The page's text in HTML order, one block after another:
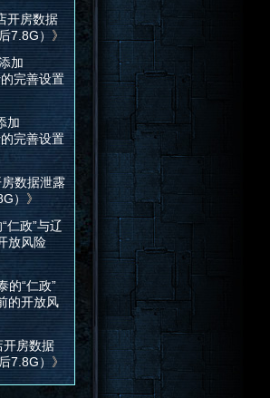
开房数据
7.8G） 》
加
完善设置
加
完善设置
数据泄露
） 》
仁政”与辽
放风险
的“仁政”
的开放风
开房数据
7.8G） 》